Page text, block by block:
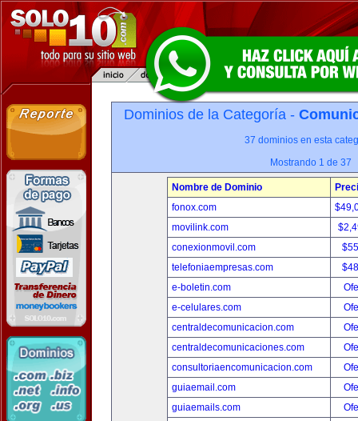
Dominios de la Categoría -
37 dominios en esta
Mostrando 1 de 37
Nombre de Dominio
fonox.com
movilink.com
conexionmovil.com
telefoniaempresas.com
e-boletin.com
e-celulares.com
centraldecomunicacion.com
centraldecomunicaciones.com
consultoriaencomunicacion.com
guiaemail.com
guiaemails.com